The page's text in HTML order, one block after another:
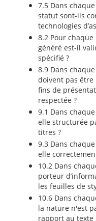
7.5 Dans
statut sont-ils
technologies
8.2 Pour chaque
généré est-il
spécifié ?
8.9 Dans
doivent pas
fins de
respectée ?
9.1 Dans
elle structurée
titres ?
9.3 Dans
elle
10.2 Dans
porteur
les feuilles de
10.6 Dans
la nature n'est
rapport au texte